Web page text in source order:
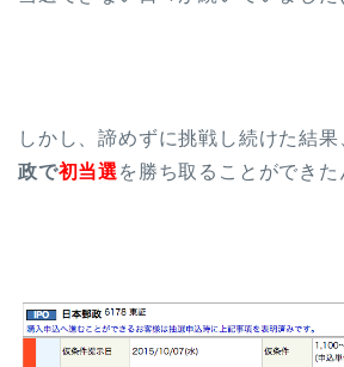
しかし、諦めずに挑戦し続けた結果
政で初当選 を勝ち取ることができた